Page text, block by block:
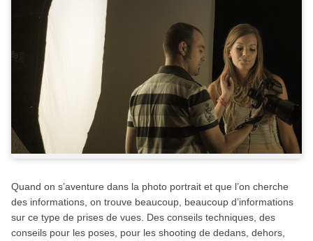
Quand on s’aventure dans la photo portrait et que l’on cherche
des informations, on trouve beaucoup, beaucoup d’informations
sur ce type de prises de vues. Des conseils techniques, des
conseils pour les poses, pour les shooting de dedans, dehors,